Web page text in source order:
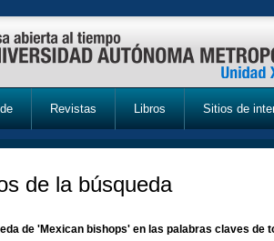
Revistas Libros Sitios de
de la búsqueda
de 'Mexican bishops' en las palabras claves de